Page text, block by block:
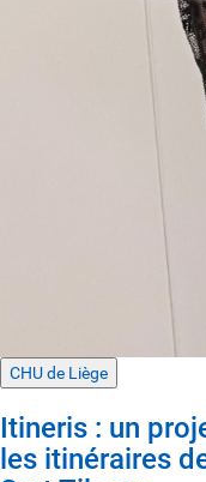
CHU de Liège
Itineris : un
les itinéraires